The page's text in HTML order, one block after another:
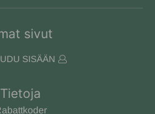
sivut
SISÄÄN
Tietoja